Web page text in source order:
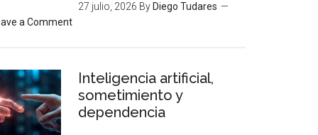
27 julio, 2026 By Diego Tudares
a Comment
Inteligencia artificial,
sometimiento y
dependencia